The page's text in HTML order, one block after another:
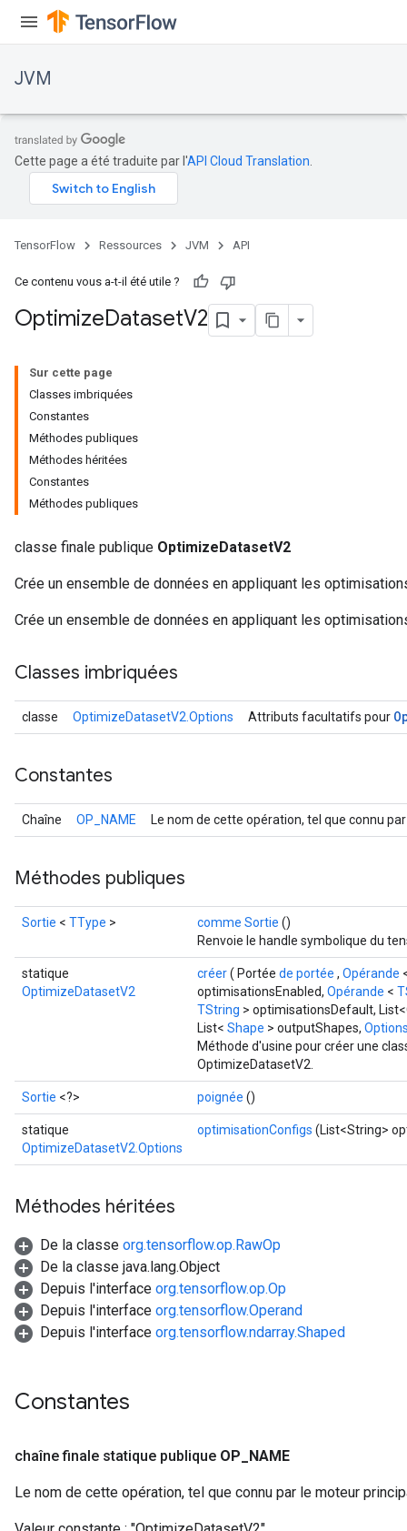
JVM
Cette page a été traduite par l'API Cloud Translation
TensorFlow Ressources JVM API
Ce contenu vous a-t-il été utile ?
OptimizeDatasetV2
Sur cette page
Classes imbriquées
Constantes
Méthodes publiques
Méthodes héritées
Constantes
Méthodes publiques
classe finale publique OptimizeDatasetV2
Crée un ensemble de données en appliquant les
Crée un ensemble de données en appliquant les
Classes imbriquées
classe OptimizeDatasetV2.Options Attributs facultatifs pour
Constantes
Chaîne OP_NAME Le nom de cette opération, tel que connu
Méthodes publiques
Sortie < TType > comme Sortie ()
Renvoie le handle symbolique du
statique
OptimizeDatasetV2
créer( Portée de portée , Opérande
optimisationsEnabled, Opérande <
TString > optimisationsDefault,
List< Shape > outputShapes,
Méthode d'usine pour créer une
OptimizeDatasetV2.
Sortie <?> poignée ()
statique
OptimizeDatasetV2.Options
optimisationConfigs (List<String>
Méthodes héritées
De la classe org.tensorflow.op.RawOp
De la classe java.lang.Object
Depuis l'interface org.tensorflow.op.Op
Depuis l'interface org.tensorflow.Operand
Depuis l'interface org.tensorflow.ndarray.Shaped
Constantes
chaîne finale statique publique OP NAME
Le nom de cette opération, tel que connu par le moteur